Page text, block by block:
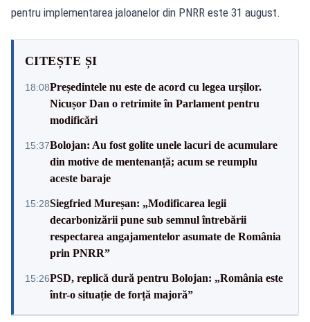
pentru implementarea jaloanelor din PNRR este 31 august.
CITEȘTE ȘI
18:08Președintele nu este de acord cu legea urșilor.
Nicușor Dan o retrimite în Parlament pentru
modificări
15:37Bolojan: Au fost golite unele lacuri de acumulare
din motive de mentenanță; acum se reumplu
aceste baraje
15:28Siegfried Mureșan: „Modificarea legii
decarbonizării pune sub semnul întrebării
respectarea angajamentelor asumate de România
prin PNRR”
15:26PSD, replică dură pentru Bolojan: „România este
într-o situație de forță majoră”